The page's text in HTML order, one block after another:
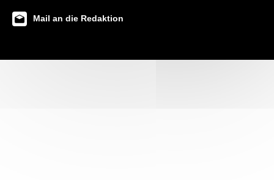
Mail an die Redaktion